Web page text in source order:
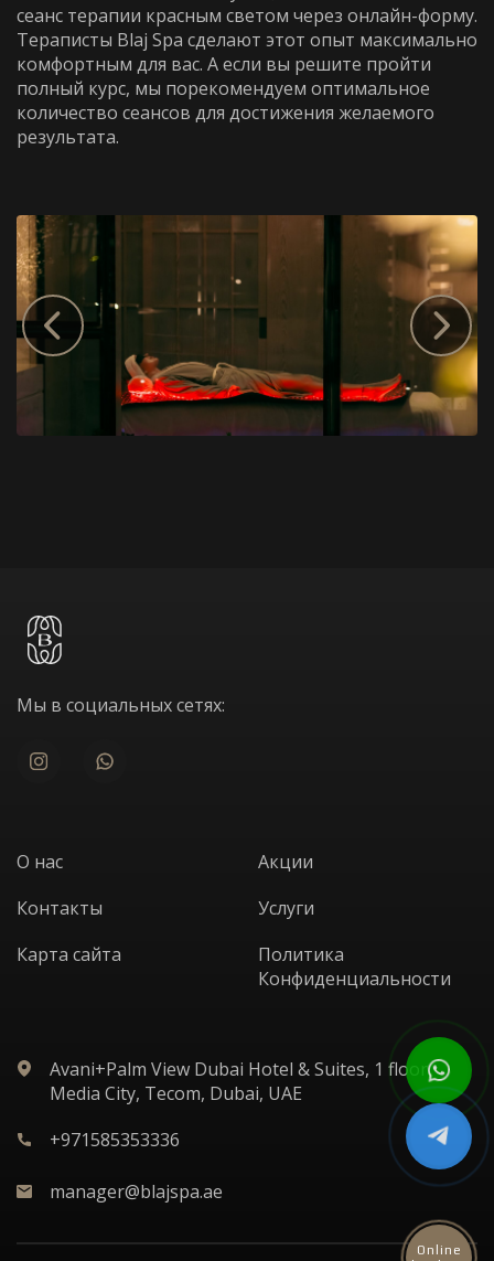
сеанс терапии красным светом через онлайн-форму.
Тераписты Blaj Spa сделают этот опыт максимально
комфортным для вас. А если вы решите пройти
полный курс, мы порекомендуем оптимальное
количество сеансов для достижения желаемого
результата.
Мы в социальных сетях:
О нас
Акции
Контакты
Услуги
Карта сайта
Политика
Конфиденциальности
Avani+Palm View Dubai Hotel & Suites, 1 floor,
Media City, Tecom, Dubai, UAE
+971585353336
manager@blajspa.ae
Online